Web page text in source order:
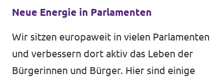
Neue Energie in Parlamenten
Wir sitzen europaweit in vielen Parlamenten
und verbessern dort aktiv das Leben der
Bürgerinnen und Bürger. Hier sind einige